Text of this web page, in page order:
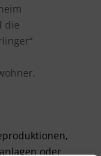
die
oder